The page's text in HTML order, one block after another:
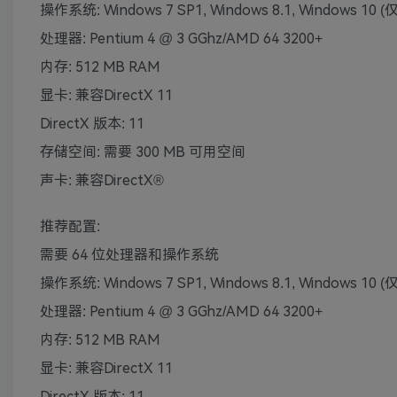
操作系统: Windows 7 SP1, Windows 8.1, Windows 10 (
处理器: Pentium 4 @ 3 GGhz/AMD 64 3200+
内存: 512 MB RAM
显卡: 兼容DirectX 11
DirectX 版本: 11
存储空间: 需要 300 MB 可用空间
声卡: 兼容DirectX®
推荐配置:
需要 64 位处理器和操作系统
操作系统: Windows 7 SP1, Windows 8.1, Windows 10 (
处理器: Pentium 4 @ 3 GGhz/AMD 64 3200+
内存: 512 MB RAM
显卡: 兼容DirectX 11